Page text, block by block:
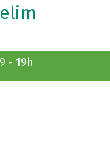
- 19h